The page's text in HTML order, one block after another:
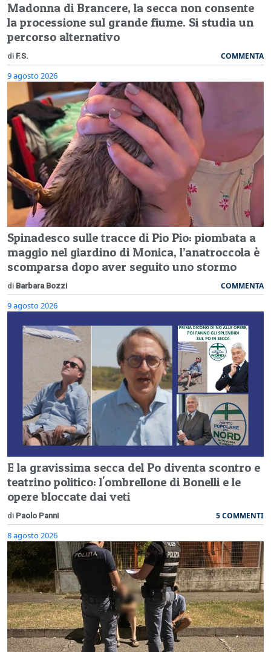
Madonna di Brancere, la secca non consente
la processione sul grande fiume. Si studia un
percorso alternativo
di F.S. COMMENTA
9 agosto 2026
Spinadesco sulle tracce di Pio Pio: piombata a
maggio nel giardino di Monica, l’anatroccola è
scomparsa dopo aver seguito uno stormo
di Barbara Bozzi COMMENTA
9 agosto 2026
E la gravissima secca del Po diventa scontro e
teatrino politico: l'ombrellone di Bonelli e le
opere bloccate dai veti
di Paolo Panni 5 COMMENTI
8 agosto 2026